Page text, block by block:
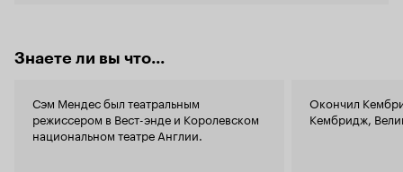
Знаете ли вы что...
Сэм Мендес был театральным
режиссером в Вест-энде и Королевском
национальном театре Англии.
Окончил
Кембридж,